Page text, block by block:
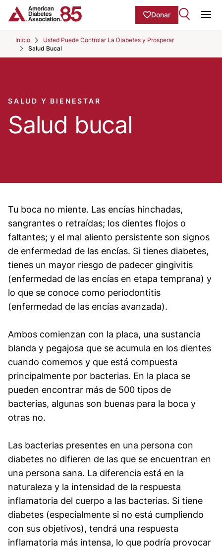
Skip to Main content
Donar
Inicio
Usted Puede Controlar La Diabetes y Prosperar
Salud Bucal
main
content
SALUD Y BIENESTAR
Salud bucal
Tu boca no miente. Las encías hinchadas,
sangrantes o retraídas; los dientes flojos o
faltantes; y el mal aliento persistente son signos
de enfermedad de las encías. Si tienes diabetes,
tienes un mayor riesgo de padecer gingivitis
(enfermedad de las encías en etapa temprana) y
lo que se conoce como periodontitis
(enfermedad de las encías avanzada).
Ambos comienzan con la placa, una sustancia
blanda y pegajosa que se acumula en los dientes
cuando comemos y que está compuesta
principalmente por bacterias. En la placa se
pueden encontrar más de 500 tipos de
bacterias, algunas son buenas para la boca y
otras no.
Las bacterias presentes en una persona con
diabetes no difieren de las que se encuentran en
una persona sana. La diferencia está en la
naturaleza y la intensidad de la respuesta
inflamatoria del cuerpo a las bacterias. Si tiene
diabetes (especialmente si no está cumpliendo
con sus objetivos), tendrá una respuesta
inflamatoria más intensa, lo que podría provocar